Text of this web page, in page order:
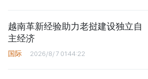
越南革新经验助力老挝建设独立自
主经济
国际 2026/8/7 01:44:22